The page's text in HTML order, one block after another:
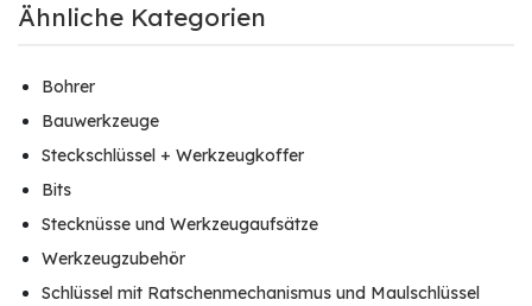
Ähnliche Kategorien
Bohrer
Bauwerkzeuge
Steckschlüssel + Werkzeugkoffer
Bits
Stecknüsse und Werkzeugaufsätze
Werkzeugzubehör
Schlüssel mit Ratschenmechanismus und Maulschlüssel